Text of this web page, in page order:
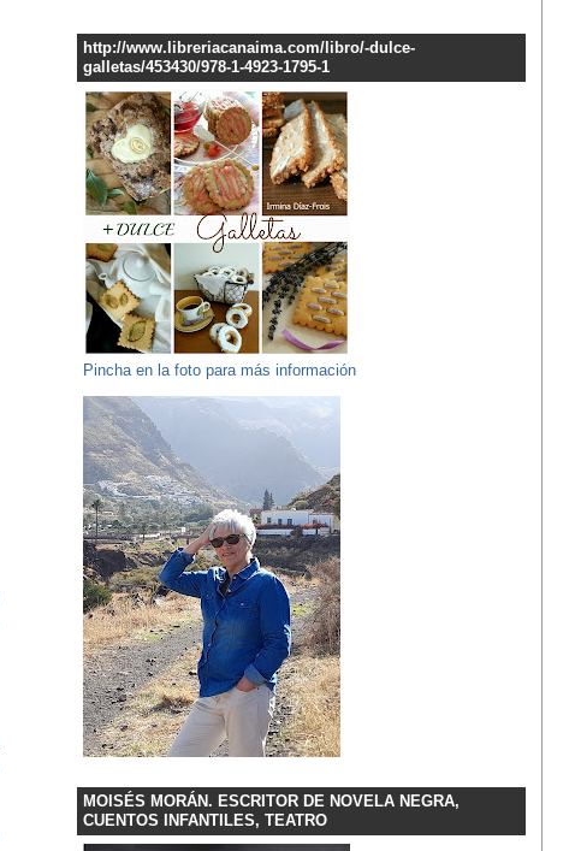
http://www.libreriacanaima.com/libro/-dulce-
galletas/453430/978-1-4923-1795-1
Pincha en la foto para más información
MOISÉS MORÁN. ESCRITOR DE NOVELA NEGRA,
CUENTOS INFANTILES, TEATRO